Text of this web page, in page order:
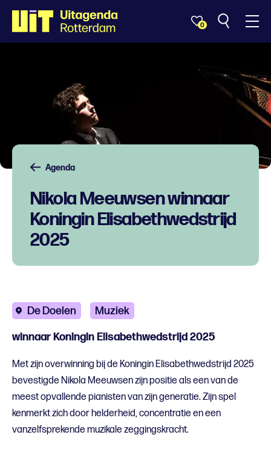
0
Agenda
Nikola Meeuwsen winnaar
Koningin Elisabethwedstrijd
2025
De Doelen Muziek
winnaar Koningin Elisabethwedstrijd 2025
Met zijn overwinning bij de Koningin Elisabethwedstrijd 2025
bevestigde Nikola Meeuwsen zijn positie als een van de
meest opvallende pianisten van zijn generatie. Zijn spel
kenmerkt zich door helderheid, concentratie en een
vanzelfsprekende muzikale zeggingskracht.